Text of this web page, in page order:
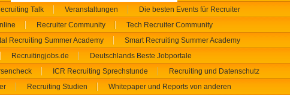
Talk Veranstaltungen
Die besten Events für Recruiter
Recruiter Community
Tech Recruiter Community
Recruiting Summer Academy
Smart Recruiting Summer Academy
Recruitingjobs.de
Deutschlands Beste Jobportale
ICR Recruiting Sprechstunde
Recruiting und Datenschutz
Recruiting Studien
Whitepaper und Reports von anderen